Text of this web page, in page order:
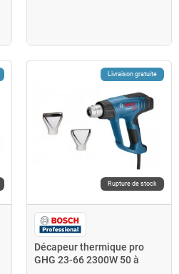
Livraison gratuite
Rupture de stock
Décapeur thermique pro
GHG 23-66 2300W 50 à